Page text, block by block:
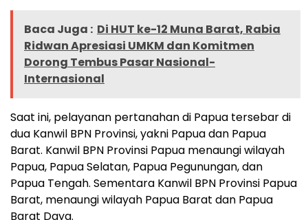
Baca Juga : Di HUT ke-12 Muna Barat, Rabia
Ridwan Apresiasi UMKM dan Komitmen
Dorong Tembus Pasar Nasional-
Internasional
Saat ini, pelayanan pertanahan di Papua tersebar di
dua Kanwil BPN Provinsi, yakni Papua dan Papua
Barat. Kanwil BPN Provinsi Papua menaungi wilayah
Papua, Papua Selatan, Papua Pegunungan, dan
Papua Tengah. Sementara Kanwil BPN Provinsi Papua
Barat, menaungi wilayah Papua Barat dan Papua
Barat Daya.